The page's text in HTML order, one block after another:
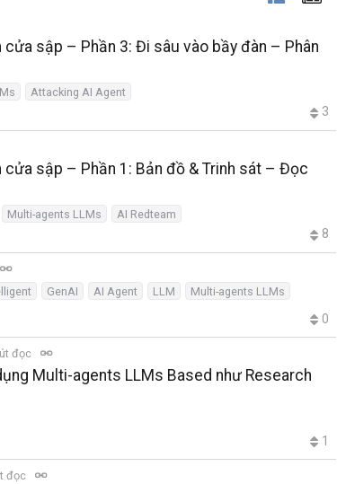
cửa sập – Phần 3: Đi sâu vào bầy đàn – Phân
Attacking AI Agent
3
cửa sập – Phần 1: Bản đồ & Trinh sát – Đọc
Multi-agents LLMs AI Redteam
8
GenAI AI Agent LLM Multi-agents LLMs
0
đọc
Multi-agents LLMs Based như Research
1
đọc